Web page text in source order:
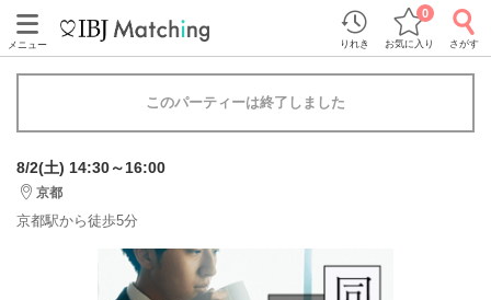
メニュー りれき お気に入り
0
さがす
このパーティーは終了しました
8/2(土) 14:30～16:00
京都
京都駅から徒歩5分